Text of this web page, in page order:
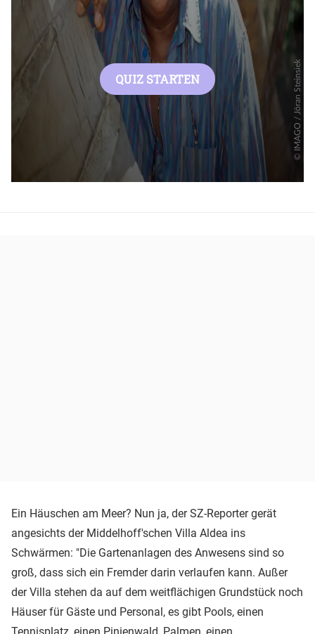
Ein Häuschen am Meer? Nun ja, der SZ-Reporter gerät
angesichts der Middelhoff'schen Villa Aldea ins
Schwärmen: "Die Gartenanlagen des Anwesens sind so
groß, dass sich ein Fremder darin verlaufen kann. Außer
der Villa stehen da auf dem weitflächigen Grundstück noch
Häuser für Gäste und Personal, es gibt Pools, einen